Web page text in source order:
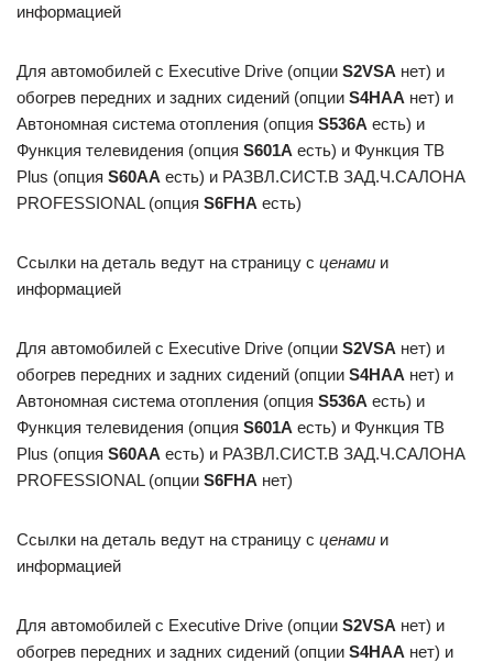
информацией
Для автомобилей с Executive Drive (опции S2VSA нет) и
обогрев передних и задних сидений (опции S4HAA нет) и
Автономная система отопления (опция S536A есть) и
Функция телевидения (опция S601A есть) и Функция ТВ
Plus (опция S60AA есть) и РАЗВЛ.СИСТ.В ЗАД.Ч.САЛОНА
PROFESSIONAL (опция S6FHA есть)
Ссылки на деталь ведут на страницу с ценами и
информацией
Для автомобилей с Executive Drive (опции S2VSA нет) и
обогрев передних и задних сидений (опции S4HAA нет) и
Автономная система отопления (опция S536A есть) и
Функция телевидения (опция S601A есть) и Функция ТВ
Plus (опция S60AA есть) и РАЗВЛ.СИСТ.В ЗАД.Ч.САЛОНА
PROFESSIONAL (опции S6FHA нет)
Ссылки на деталь ведут на страницу с ценами и
информацией
Для автомобилей с Executive Drive (опции S2VSA нет) и
обогрев передних и задних сидений (опции S4HAA нет) и